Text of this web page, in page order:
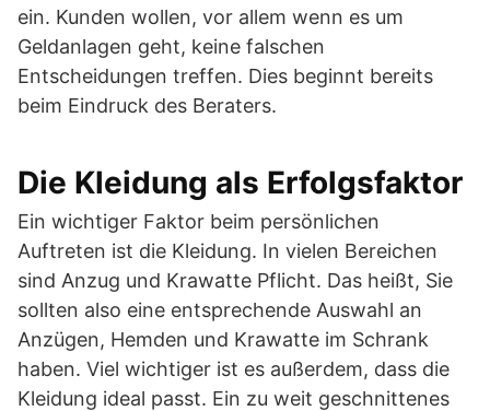
ein. Kunden wollen, vor allem wenn es um
Geldanlagen geht, keine falschen
Entscheidungen treffen. Dies beginnt bereits
beim Eindruck des Beraters.
Die Kleidung als Erfolgsfaktor
Ein wichtiger Faktor beim persönlichen
Auftreten ist die Kleidung. In vielen Bereichen
sind Anzug und Krawatte Pflicht. Das heißt, Sie
sollten also eine entsprechende Auswahl an
Anzügen, Hemden und Krawatte im Schrank
haben. Viel wichtiger ist es außerdem, dass die
Kleidung ideal passt. Ein zu weit geschnittenes